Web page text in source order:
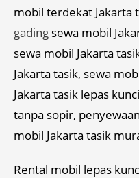
mobil terdekat Jakarta
gading sewa mobil
sewa mobil Jakarta
Jakarta tasik, sewa
Jakarta tasik lepas
tanpa sopir,
mobil Jakarta tasik
Rental mobil lepas